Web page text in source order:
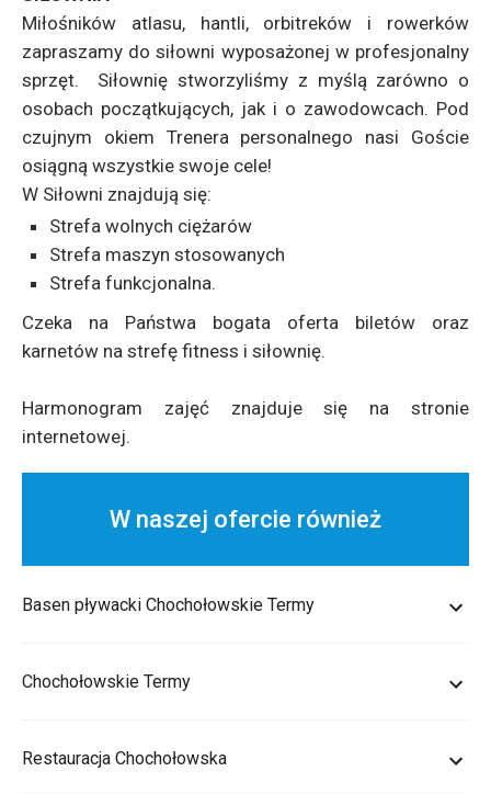
Miłośników atlasu, hantli, orbitreków i rowerków
zapraszamy do siłowni wyposażonej w profesjonalny
sprzęt. Siłownię stworzyliśmy z myślą zarówno o
osobach początkujących, jak i o zawodowcach. Pod
czujnym okiem Trenera personalnego nasi Goście
osiągną wszystkie swoje cele!
W Siłowni znajdują się:
Strefa wolnych ciężarów
Strefa maszyn stosowanych
Strefa funkcjonalna.
Czeka na Państwa bogata oferta biletów oraz
karnetów na strefę fitness i siłownię.
Harmonogram zajęć znajduje się na stronie
internetowej.
W naszej ofercie również
Basen pływacki Chochołowskie Termy
Chochołowskie Termy
Restauracja Chochołowska